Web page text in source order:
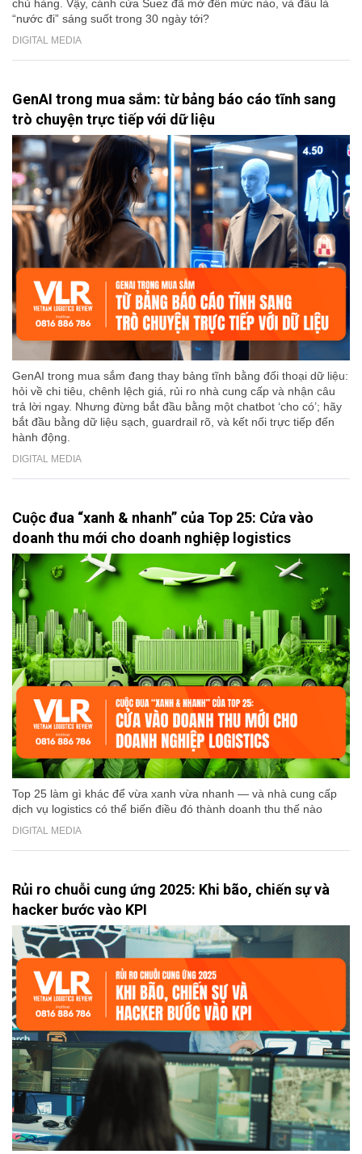
chủ hàng. Vậy, cánh cửa Suez đã mở đến mức nào, và đâu là
“nước đi” sáng suốt trong 30 ngày tới?
DIGITAL MEDIA
GenAI trong mua sắm: từ bảng báo cáo tĩnh sang
trò chuyện trực tiếp với dữ liệu
GenAI trong mua sắm đang thay bảng tĩnh bằng đối thoại dữ liệu:
hỏi về chi tiêu, chênh lệch giá, rủi ro nhà cung cấp và nhận câu
trả lời ngay. Nhưng đừng bắt đầu bằng một chatbot ‘cho có’; hãy
bắt đầu bằng dữ liệu sạch, guardrail rõ, và kết nối trực tiếp đến
hành động.
DIGITAL MEDIA
Cuộc đua “xanh & nhanh” của Top 25: Cửa vào
doanh thu mới cho doanh nghiệp logistics
Top 25 làm gì khác để vừa xanh vừa nhanh — và nhà cung cấp
dịch vụ logistics có thể biến điều đó thành doanh thu thế nào
DIGITAL MEDIA
Rủi ro chuỗi cung ứng 2025: Khi bão, chiến sự và
hacker bước vào KPI